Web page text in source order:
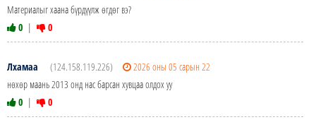
Материалыг хаана бүрдүүлж өгдөг вэ?
0 | 0
Лхамаа (124.158.119.226)
2026 оны 05 сарын 22
нөхөр маань 2013 онд нас барсан хувцаа олдох уу
0 | 0